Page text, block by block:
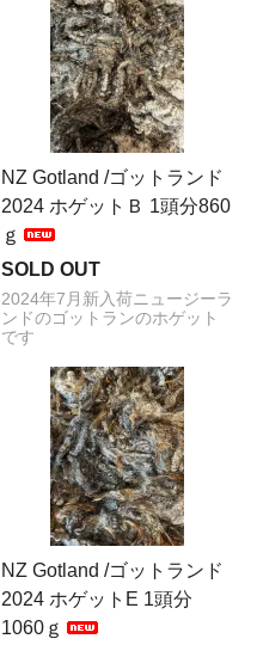
NZ Gotland /ゴットランド
2024 ホゲットＢ 1頭分860
ｇ
SOLD OUT
2024年7月新入荷ニュージーラ
ンドのゴットランのホゲット
です
NZ Gotland /ゴットランド
2024 ホゲットE 1頭分
1060ｇ